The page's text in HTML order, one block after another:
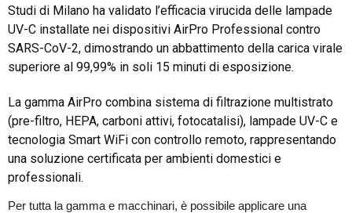
Studi di Milano ha validato l’efficacia virucida delle lampade
UV-C installate nei dispositivi AirPro Professional contro
SARS-CoV-2, dimostrando un abbattimento della carica virale
superiore al 99,99% in soli 15 minuti di esposizione.
La gamma AirPro combina sistema di filtrazione multistrato
(pre-filtro, HEPA, carboni attivi, fotocatalisi), lampade UV-C e
tecnologia Smart WiFi con controllo remoto, rappresentando
una soluzione certificata per ambienti domestici e
professionali.
Per tutta la gamma e macchinari, è possibile applicare una